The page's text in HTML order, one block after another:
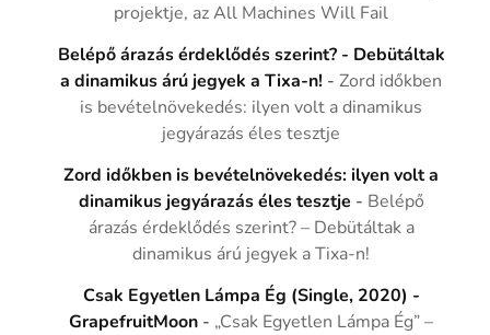
projektje, az All Machines Will Fail
Belépő árazás érdeklődés szerint? - Debütáltak
a dinamikus árú jegyek a Tixa-n! -Zord időkben
is bevételnövekedés: ilyen volt a dinamikus
jegyárazás éles tesztje
Zord időkben is bevételnövekedés: ilyen volt a
dinamikus jegyárazás éles tesztje - Belépő
árazás érdeklődés szerint? – Debütáltak a
dinamikus árú jegyek a Tixa-n!
Csak Egyetlen Lámpa Ég (Single, 2020) -
GrapefruitMoon - „Csak Egyetlen Lámpa Ég” –